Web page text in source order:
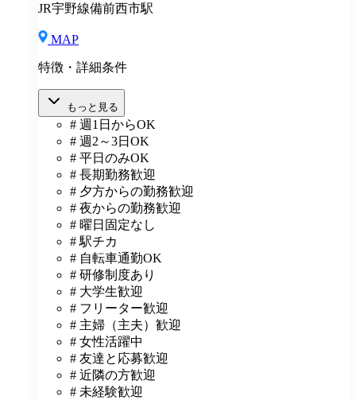
JR宇野線備前西市駅
MAP
特徴・詳細条件
もっと見る
# 週1日からOK
# 週2～3日OK
# 平日のみOK
# 長期勤務歓迎
# 夕方からの勤務歓迎
# 夜からの勤務歓迎
# 曜日固定なし
# 駅チカ
# 自転車通勤OK
# 研修制度あり
# 大学生歓迎
# フリーター歓迎
# 主婦（主夫）歓迎
# 女性活躍中
# 友達と応募歓迎
# 近隣の方歓迎
# 未経験歓迎